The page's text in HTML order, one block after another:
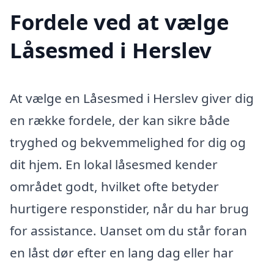
Fordele ved at vælge
Låsesmed i Herslev
At vælge en Låsesmed i Herslev giver dig
en række fordele, der kan sikre både
tryghed og bekvemmelighed for dig og
dit hjem. En lokal låsesmed kender
området godt, hvilket ofte betyder
hurtigere responstider, når du har brug
for assistance. Uanset om du står foran
en låst dør efter en lang dag eller har